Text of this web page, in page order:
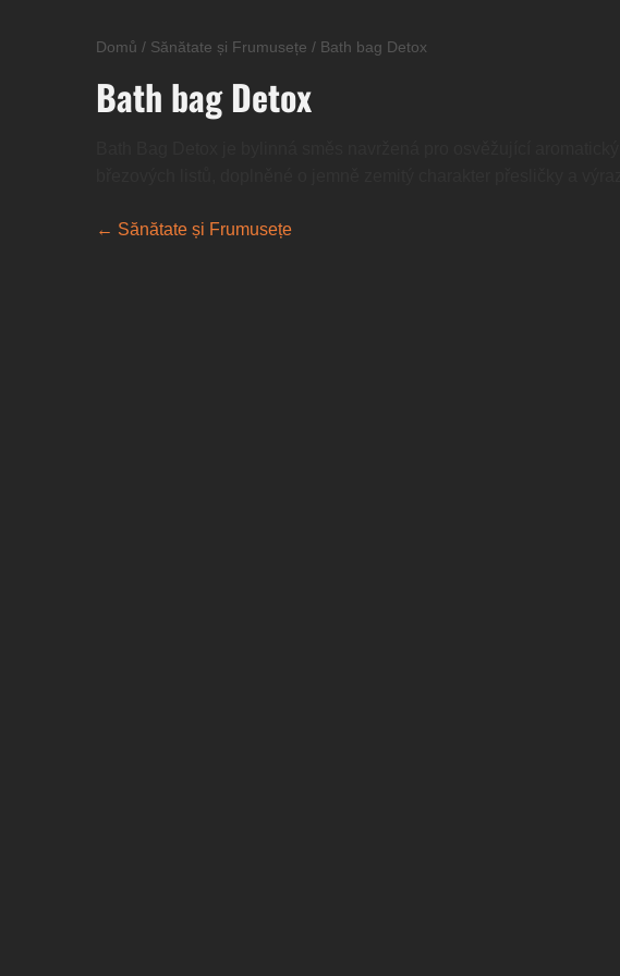
Domů / Sănătate și Frumusețe / Bath bag Detox
Bath bag Detox
← Sănătate și Frumusețe